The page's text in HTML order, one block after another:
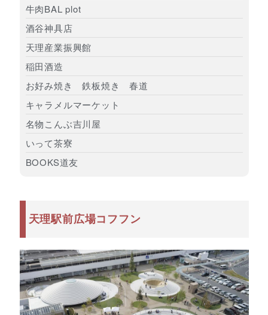
牛肉BAL plot
酒谷神具店
天理産業振興館
稲田酒造
お好み焼き 鉄板焼き 春道
キャラメルマーケット
名物こんぶ吉川屋
いって茶寮
BOOKS道友
天理駅前広場コフフン